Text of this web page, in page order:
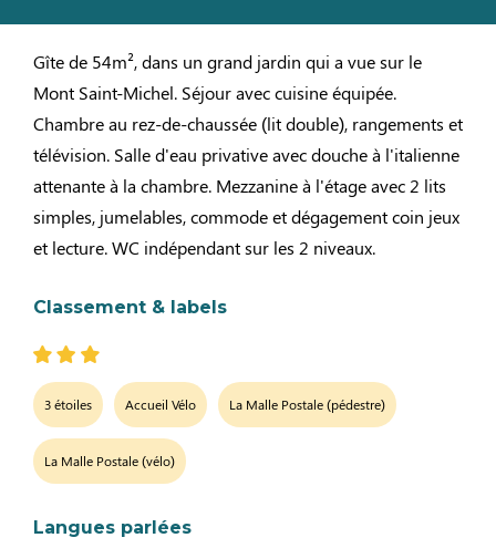
Gîte de 54m², dans un grand jardin qui a vue sur le
Mont Saint-Michel. Séjour avec cuisine équipée.
Chambre au rez-de-chaussée (lit double), rangements et
télévision. Salle d'eau privative avec douche à l'italienne
attenante à la chambre. Mezzanine à l'étage avec 2 lits
simples, jumelables, commode et dégagement coin jeux
et lecture. WC indépendant sur les 2 niveaux.
Classement & labels
3 étoiles Accueil Vélo La Malle Postale (pédestre)
La Malle Postale (vélo)
Langues parlées